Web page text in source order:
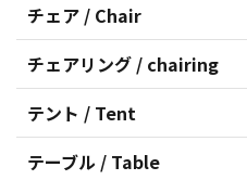
チェア / Chair
チェアリング / chairing
テント / Tent
テーブル / Table